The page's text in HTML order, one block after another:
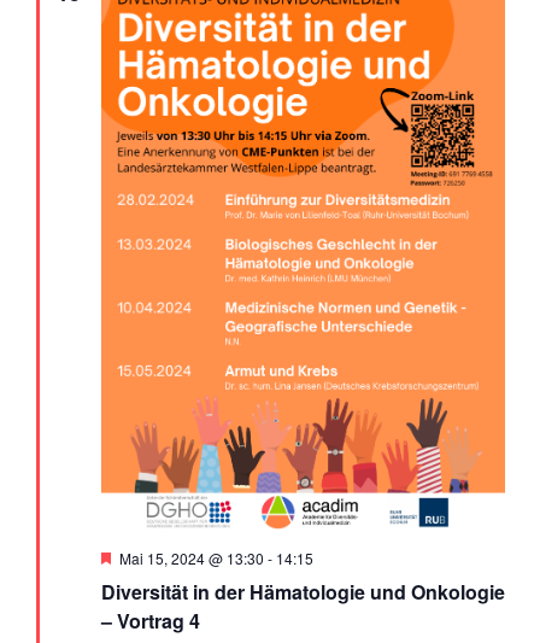
Empfohlen
Mai 15, 2024 @ 13:30 - 14:15
Diversität in der Hämatologie und Onkologie
– Vortrag 4